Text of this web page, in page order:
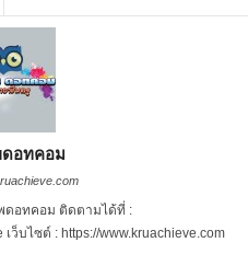
อทคอม
ดอทคอม ติดตามได้ที่ :
ว็บไซต์ : https://www.kruachieve.com